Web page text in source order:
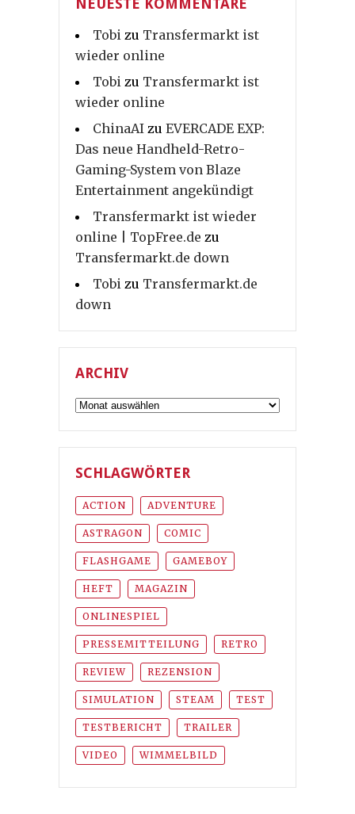
NEUESTE KOMMENTARE
Tobi zu Transfermarkt ist
wieder online
Tobi zu Transfermarkt ist
wieder online
ChinaAI zu EVERCADE EXP:
Das neue Handheld-Retro-
Gaming-System von Blaze
Entertainment angekündigt
Transfermarkt ist wieder
online | TopFree.de zu
Transfermarkt.de down
Tobi zu Transfermarkt.de
down
ARCHIV
Archiv
SCHLAGWÖRTER
ACTION ADVENTURE
ASTRAGON COMIC
FLASHGAME GAMEBOY
HEFT MAGAZIN
ONLINESPIEL
PRESSEMITTEILUNG RETRO
REVIEW REZENSION
SIMULATION STEAM TEST
TESTBERICHT TRAILER
VIDEO WIMMELBILD